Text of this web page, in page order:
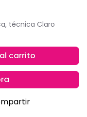
técnica Claro
carrito